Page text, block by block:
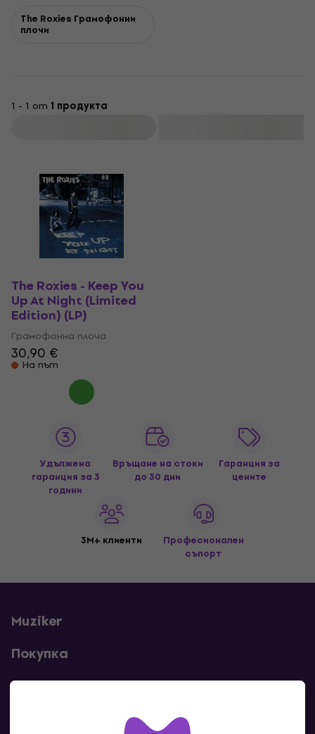
The Roxies Грамофонни
плочи
1 - 1 от 1 продукта
The Roxies - Keep You
Up At Night (Limited
Edition) (LP)
Грамофонна плоча
30,90 €
На път
Удължена
гаранция за 3
години
Връщане на стоки
до 30 дни
Гаранция за
цените
3M+ клиенти
Професионален
съпорт
Muziker
Покупка
Полезни линкове